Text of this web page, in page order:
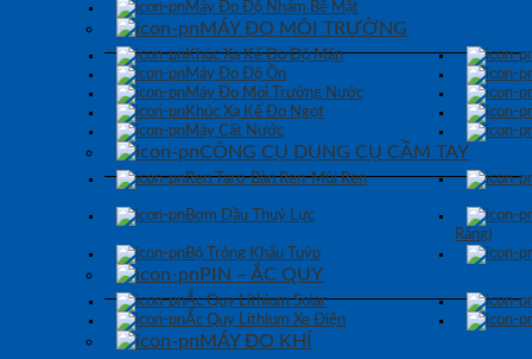
Máy Đo Độ Nhám Bề Mặt
MÁY ĐO MÔI TRƯỜNG
Khúc Xạ Kế Đo Độ Mặn
Máy Đo Độ Ồn
Máy Đo Môi Trường Nước
Khúc Xạ Kế Đo Ngọt
Máy Cất Nước
CÔNG CỤ DỤNG CỤ CẦM TAY
Ren Taro-Bàn Ren-Mũi Ren
Bơm Dầu Thuỷ Lực
Răng)
Bộ Tròng Khẩu Tuýp
PIN – ẮC QUY
Ắc Quy Lithium Solar
Ắc Quy Lithium Xe Điện
MÁY ĐO KHÍ